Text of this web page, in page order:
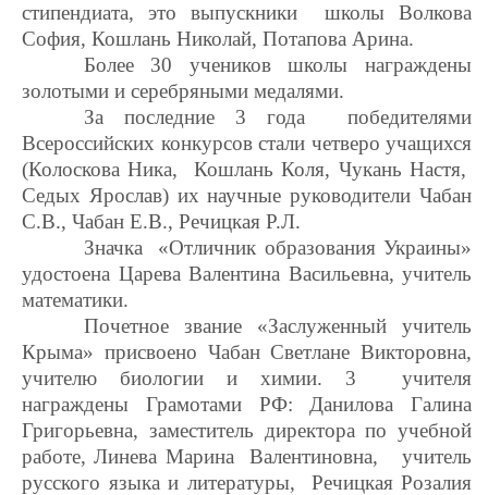
стипендиата, это выпускники школы Волкова
София, Кошлань Николай, Потапова Арина.
Более 30 учеников школы награждены
золотыми и серебряными медалями.
За последние 3 года победителями
Всероссийских конкурсов стали четверо учащихся
(Колоскова Ника, Кошлань Коля, Чукань Настя,
Седых Ярослав) их научные руководители Чабан
С.В., Чабан Е.В., Речицкая Р.Л.
Значка «Отличник образования Украины»
удостоена Царева Валентина Васильевна, учитель
математики.
Почетное звание «Заслуженный учитель
Крыма» присвоено Чабан Светлане Викторовна,
учителю биологии и химии. 3 учителя
награждены Грамотами РФ: Данилова Галина
Григорьевна, заместитель директора по учебной
работе, Линева Марина Валентиновна, учитель
русского языка и литературы, Речицкая Розалия